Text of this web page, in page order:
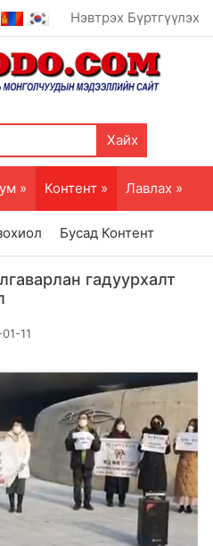
Нэвтрэх Бүртгүүлэх
Хайх
» Контент » Лавлах »
Бусад Контент
гадуурхалт
11